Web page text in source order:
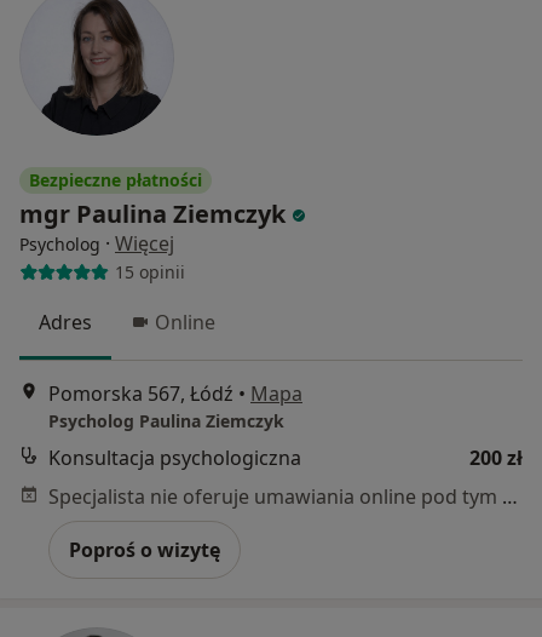
Bezpieczne płatności
mgr Paulina Ziemczyk
Psycholog · Więcej
15 opinii
Adres Online
Pomorska 567, Łódź • Mapa
Psycholog Paulina Ziemczyk
Konsultacja psychologiczna
200 zł
Specjalista nie oferuje umawiania online pod tym adresem.
Poproś o wizytę